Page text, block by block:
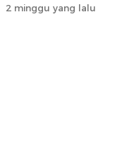
2 minggu yang lalu